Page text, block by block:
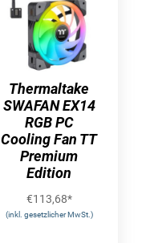
Thermaltake
SWAFAN EX14
RGB PC
Cooling Fan TT
Premium
Edition
€113,68*
(inkl. gesetzlicher MwSt.)